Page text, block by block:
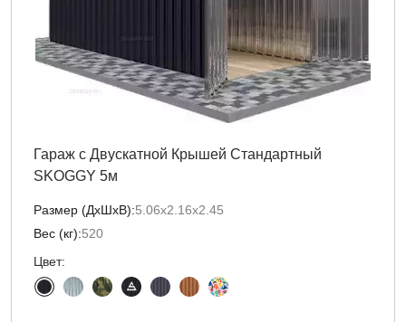
Гараж с Двускатной Крышей Стандартный
SKOGGY 5м
Размер (ДxШxВ):5.06х2.16х2.45
Вес (кг):520
Цвет: